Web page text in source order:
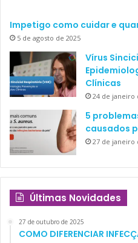
Impetigo como cuidar e
5 de agosto de 2025
Vírus
Clínicas
24 de janeiro
5
causados
27 de janeiro
Últimas Novidades
27 de outubro de 2025
COMO DIFERENCIAR